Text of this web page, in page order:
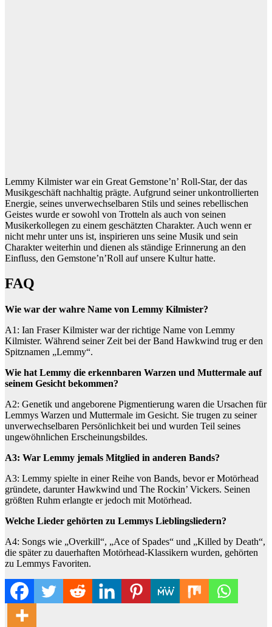
Lemmy Kilmister war ein Great Gemstone’n’ Roll-Star, der das
Musikgeschäft nachhaltig prägte. Aufgrund seiner unkontrollierten
Energie, seines unverwechselbaren Stils und seines rebellischen
Geistes wurde er sowohl von Trotteln als auch von seinen
Musikerkollegen zu einem geschätzten Charakter. Auch wenn er
nicht mehr unter uns ist, inspirieren uns seine Musik und sein
Charakter weiterhin und dienen als ständige Erinnerung an den
Einfluss, den Gemstone’n’Roll auf unsere Kultur hatte.
FAQ
Wie war der wahre Name von Lemmy Kilmister?
A1: Ian Fraser Kilmister war der richtige Name von Lemmy
Kilmister. Während seiner Zeit bei der Band Hawkwind trug er den
Spitznamen „Lemmy“.
Wie hat Lemmy die erkennbaren Warzen und Muttermale auf
seinem Gesicht bekommen?
A2: Genetik und angeborene Pigmentierung waren die Ursachen für
Lemmys Warzen und Muttermale im Gesicht. Sie trugen zu seiner
unverwechselbaren Persönlichkeit bei und wurden Teil seines
ungewöhnlichen Erscheinungsbildes.
A3: War Lemmy jemals Mitglied in anderen Bands?
A3: Lemmy spielte in einer Reihe von Bands, bevor er Motörhead
gründete, darunter Hawkwind und The Rockin’ Vickers. Seinen
größten Ruhm erlangte er jedoch mit Motörhead.
Welche Lieder gehörten zu Lemmys Lieblingsliedern?
A4: Songs wie „Overkill“, „Ace of Spades“ und „Killed by Death“,
die später zu dauerhaften Motörhead-Klassikern wurden, gehörten
zu Lemmys Favoriten.